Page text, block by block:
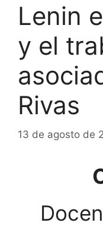
Lenin
y el
Rivas
13 de agosto de